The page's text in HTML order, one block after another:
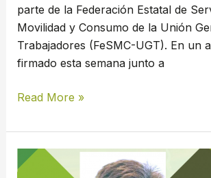
parte de la Federación Estatal de
Movilidad y Consumo de la Unión
Trabajadores (FeSMC-UGT). En un
firmado esta semana junto a
Read More »
Los
trabajadores